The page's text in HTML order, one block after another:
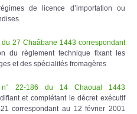
de licence d’importation ou
27 Chaâbane 1443 correspondant
du règlement technique fixant les
et des spécialités fromagères
n° 22-186 du 14 Chaoual 1443
et complétant le décret exécutif
correspondant au 12 février 2001